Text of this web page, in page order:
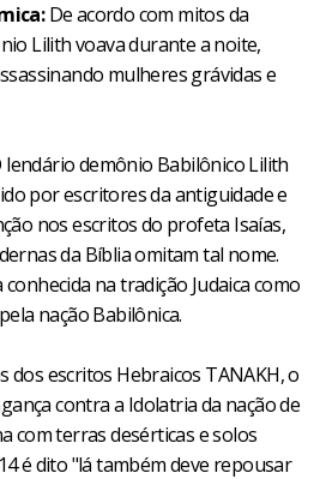
De acordo com mitos da
Lilith voava durante a noite,
mulheres grávidas e
demônio Babilônico Lilith
por escritores da antiguidade e
nos escritos do profeta Isaías,
da Bíblia omitam tal nome.
na tradição Judaica como
nação Babilônica.
dos escritos Hebraicos TANAKH, o
contra a Idolatria da nação de
com terras desérticas e solos
é dito "lá também deve repousar